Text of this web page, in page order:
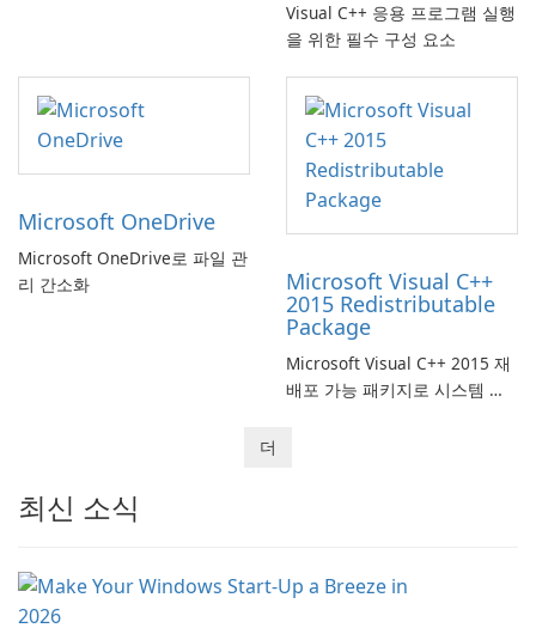
Visual C++ 응용 프로그램 실행
을 위한 필수 구성 요소
Microsoft OneDrive
Microsoft OneDrive로 파일 관
리 간소화
Microsoft Visual C++
2015 Redistributable
Package
Microsoft Visual C++ 2015 재
배포 가능 패키지로 시스템 성
더
최신 소식